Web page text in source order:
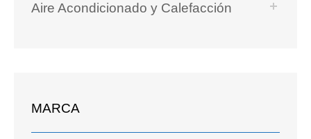
Aire Acondicionado y Calefacción
MARCA